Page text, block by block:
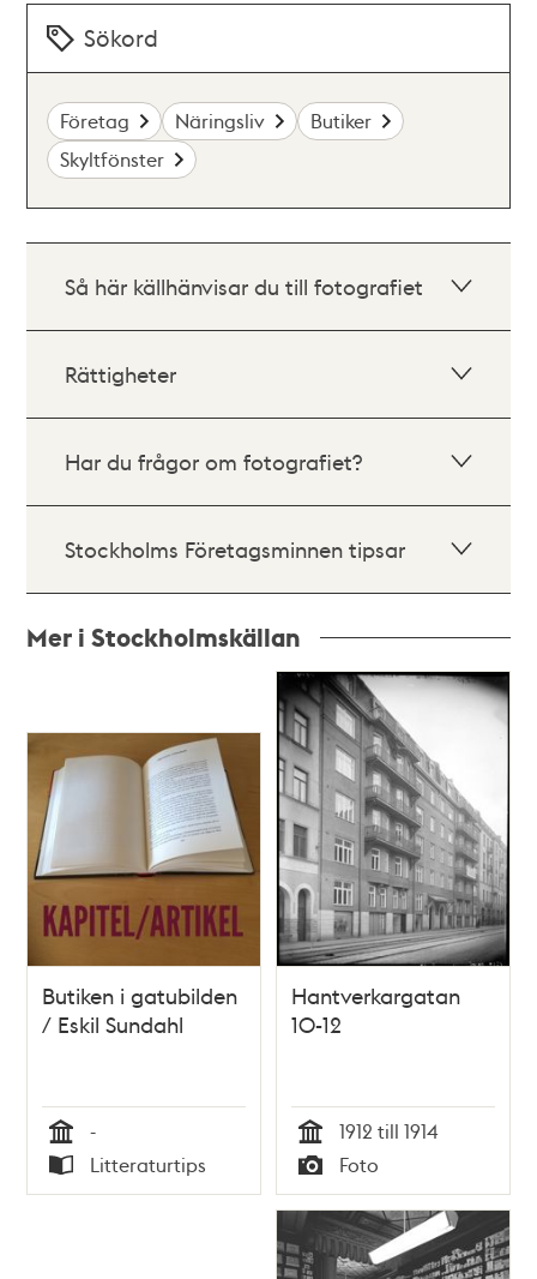
Sökord
Företag Näringsliv
Butiker
Skyltfönster
Så här källhänvisar du till fotografiet
Rättigheter
Har du frågor om fotografiet?
Stockholms Företagsminnen tipsar
Mer i Stockholmskällan
och
teman
Butiken i gatubilden
/ Eskil Sundahl
Tid
-
Typ
Litteraturtips
Hantverkargatan
10-12
Tid
1912 till 1914
Typ
Foto